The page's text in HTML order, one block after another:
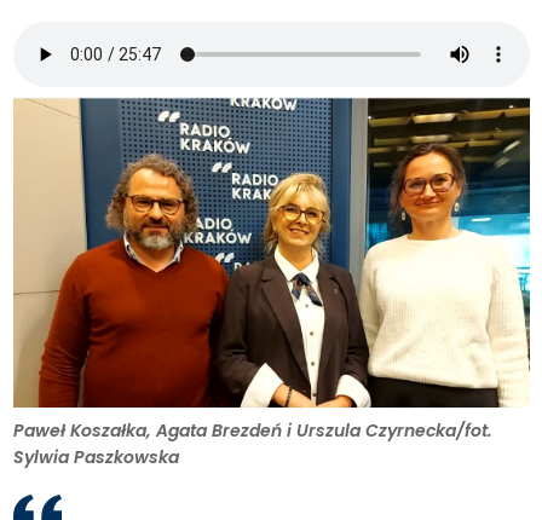
Paweł Koszałka, Agata Brezdeń i Urszula Czyrnecka/fot.
Sylwia Paszkowska